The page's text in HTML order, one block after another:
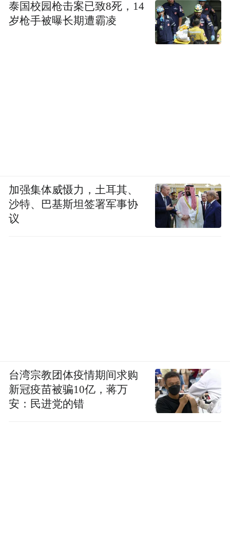
泰国校园枪击案已致8死，14
岁枪手被曝长期遭霸凌
加强集体威慑力，土耳其、
沙特、巴基斯坦签署军事协
议
台湾宗教团体疫情期间求购
新冠疫苗被骗10亿，蒋万
安：民进党的错